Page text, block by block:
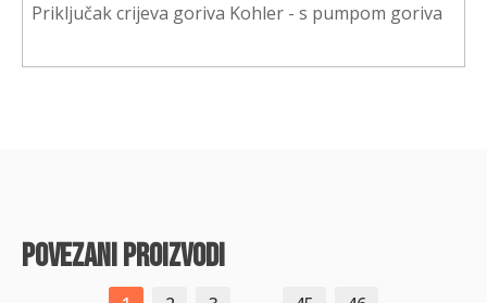
Priključak crijeva goriva Kohler - s pumpom goriva
povezani proizvodi